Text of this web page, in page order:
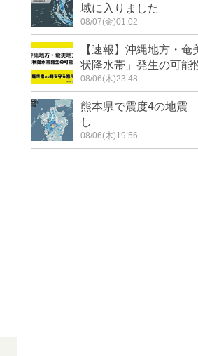
域に入りました
08/07(金)01:02
【速報】沖縄地方・
状降水帯」発生の可能
08/06(木)23:48
熊本県で震度4の地震
し
08/06(木)19:56